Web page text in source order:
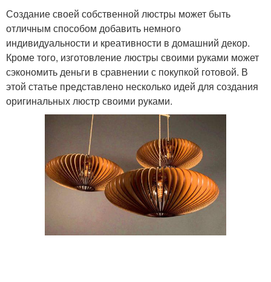
Создание своей собственной люстры может быть
отличным способом добавить немного
индивидуальности и креативности в домашний декор.
Кроме того, изготовление люстры своими руками может
сэкономить деньги в сравнении с покупкой готовой. В
этой статье представлено несколько идей для создания
оригинальных люстр своими руками.